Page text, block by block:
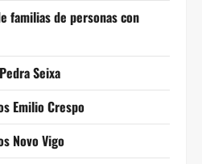
familias de personas con
Seixa
Emilio Crespo
Novo Vigo